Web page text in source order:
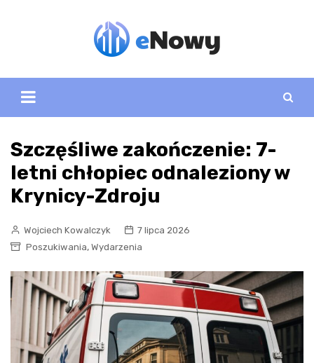
Szczęśliwe zakończenie: 7-
letni chłopiec odnaleziony w
Krynicy-Zdroju
Wojciech Kowalczyk
7 lipca 2026
Poszukiwania, Wydarzenia